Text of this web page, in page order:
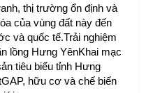
thị trường ổn định và
của vùng đất này đến
và quốc tế.Trải nghiệm
lồng Hưng YênKhai mạc
tiêu biểu tỉnh Hưng
hữu cơ và chế biến